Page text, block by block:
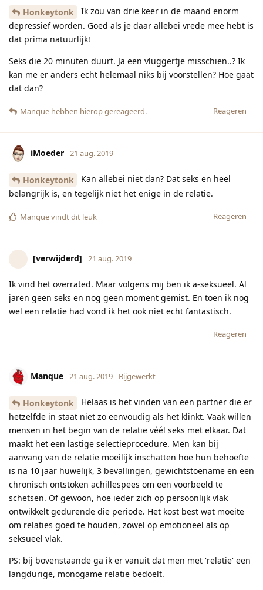
Honkeytonk
Ik zou van drie keer in de maand enorm
depressief worden. Goed als je daar allebei vrede mee hebt is
dat prima natuurlijk!
Seks die 20 minuten duurt. Ja een vluggertje misschien..? Ik
kan me er anders echt helemaal niks bij voorstellen? Hoe gaat
dat dan?
Reageren
Manque hebben hierop gereageerd.
iMoeder 21 aug. 2019
Honkeytonk
Kan allebei niet dan? Dat seks en heel
belangrijk is, en tegelijk niet het enige in de relatie.
Reageren
Manquevindt dit leuk
[verwijderd] 21 aug. 2019
Ik vind het overrated. Maar volgens mij ben ik a-seksueel. Al
jaren geen seks en nog geen moment gemist. En toen ik nog
wel een relatie had vond ik het ook niet echt fantastisch.
Reageren
Manque 21 aug. 2019 Bijgewerkt
Honkeytonk
Helaas is het vinden van een partner die er
hetzelfde in staat niet zo eenvoudig als het klinkt. Vaak willen
mensen in het begin van de relatie véél seks met elkaar. Dat
maakt het een lastige selectieprocedure. Men kan bij
aanvang van de relatie moeilijk inschatten hoe hun behoefte
is na 10 jaar huwelijk, 3 bevallingen, gewichtstoename en een
chronisch ontstoken achillespees om een voorbeeld te
schetsen. Of gewoon, hoe ieder zich op persoonlijk vlak
ontwikkelt gedurende die periode. Het kost best wat moeite
om relaties goed te houden, zowel op emotioneel als op
seksueel vlak.
PS: bij bovenstaande ga ik er vanuit dat men met 'relatie' een
langdurige, monogame relatie bedoelt.